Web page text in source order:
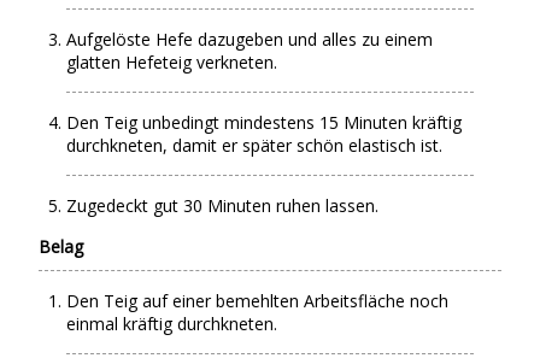
Aufgelöste Hefe dazugeben und alles zu einem
glatten Hefeteig verkneten.
Den Teig unbedingt mindestens 15 Minuten kräftig
durchkneten, damit er später schön elastisch ist.
Zugedeckt gut 30 Minuten ruhen lassen.
Belag
Den Teig auf einer bemehlten Arbeitsfläche noch
einmal kräftig durchkneten.